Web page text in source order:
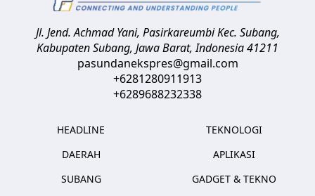
Jl. Jend. Achmad Yani, Pasirkareumbi Kec. Subang,
Kabupaten Subang, Jawa Barat,Indonesia41211
pasundanekspres@gmail.com
+6281280911913
+6289688232338
HEADLINE
DAERAH
SUBANG
TEKNOLOGI
APLIKASI
GADGET & TEKNO